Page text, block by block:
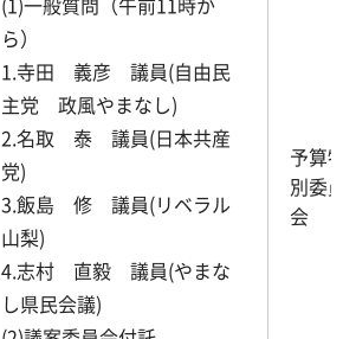
ら）
1.寺田 義彦 議員(自由民
主党 政風やまなし)
2.名取 泰 議員(日本共産
党)
3.飯島 修 議員(リベラル
山梨)
4.志村 直毅 議員(やまな
し県民会議)
予算
別委
会